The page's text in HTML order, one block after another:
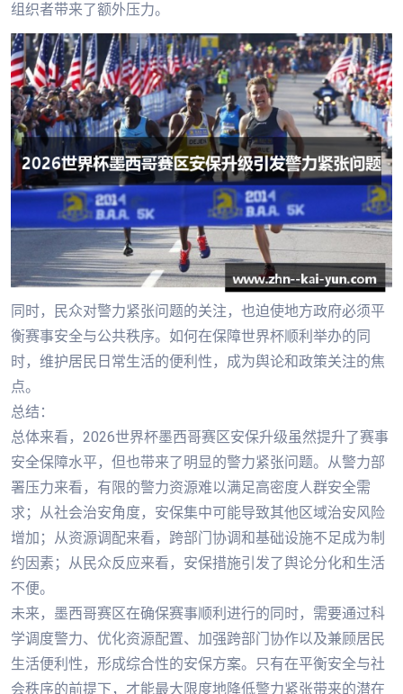
组织者带来了额外压力。
同时，民众对警力紧张问题的关注，也迫使地方政府必须平
衡赛事安全与公共秩序。如何在保障世界杯顺利举办的同
时，维护居民日常生活的便利性，成为舆论和政策关注的焦
点。
总结：
总体来看，2026世界杯墨西哥赛区安保升级虽然提升了赛事
安全保障水平，但也带来了明显的警力紧张问题。从警力部
署压力来看，有限的警力资源难以满足高密度人群安全需
求；从社会治安角度，安保集中可能导致其他区域治安风险
增加；从资源调配来看，跨部门协调和基础设施不足成为制
约因素；从民众反应来看，安保措施引发了舆论分化和生活
不便。
未来，墨西哥赛区在确保赛事顺利进行的同时，需要通过科
学调度警力、优化资源配置、加强跨部门协作以及兼顾居民
生活便利性，形成综合性的安保方案。只有在平衡安全与社
会秩序的前提下，才能最大限度地降低警力紧张带来的潜在